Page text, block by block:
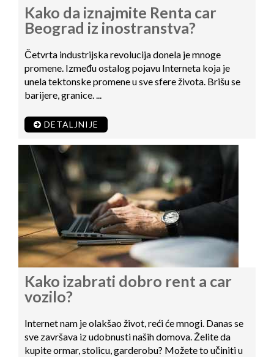
Kako da iznajmite Renta car
Beograd iz inostranstva?
Četvrta industrijska revolucija donela je mnoge
promene. Između ostalog pojavu Interneta koja je
unela tektonske promene u sve sfere života. Brišu se
barijere, granice. ...
DETALJNIJE
Kako izabrati dobro rent a car
vozilo?
Internet nam je olakšao život, reći će mnogi. Danas se
sve završava iz udobnusti naših domova. Želite da
kupite ormar, stolicu, garderobu? Možete to učiniti u